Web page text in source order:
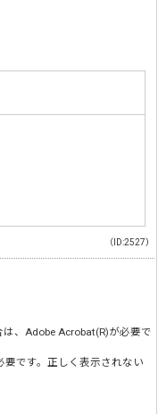
（ID:2527）
、 Adobe Acrobat(R)が必要で
要です。正しく表示されない